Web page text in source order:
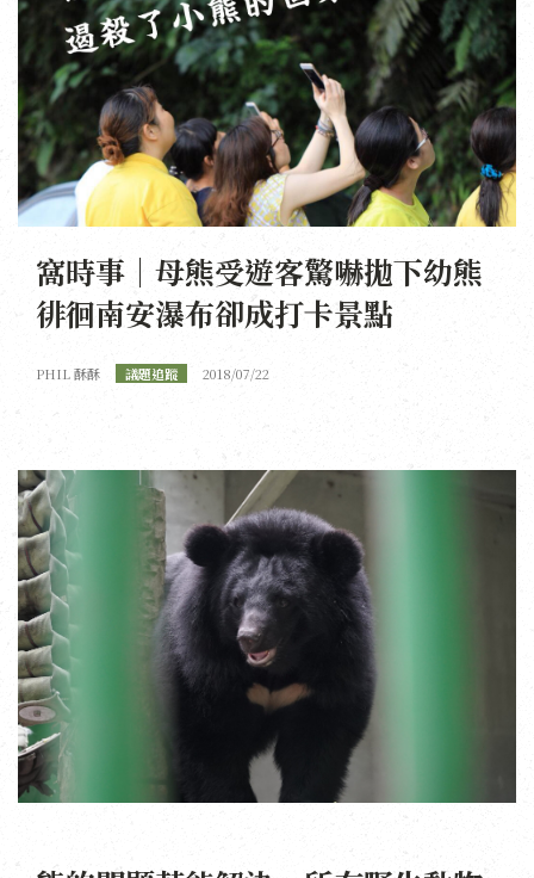
窩時事｜母熊受遊客驚嚇拋下幼熊
徘徊南安瀑布卻成打卡景點
PHIL 酥酥 議題追蹤 2018/07/22